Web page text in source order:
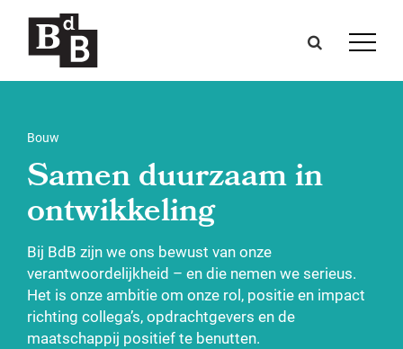
Bouw
Samen duurzaam in
ontwikkeling
Bij BdB zijn we ons bewust van onze
verantwoordelijkheid – en die nemen we serieus.
Het is onze ambitie om onze rol, positie en impact
richting collega’s, opdrachtgevers en de
maatschappij positief te benutten.